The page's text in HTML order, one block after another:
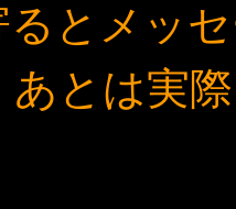
るとメッ
あとは実